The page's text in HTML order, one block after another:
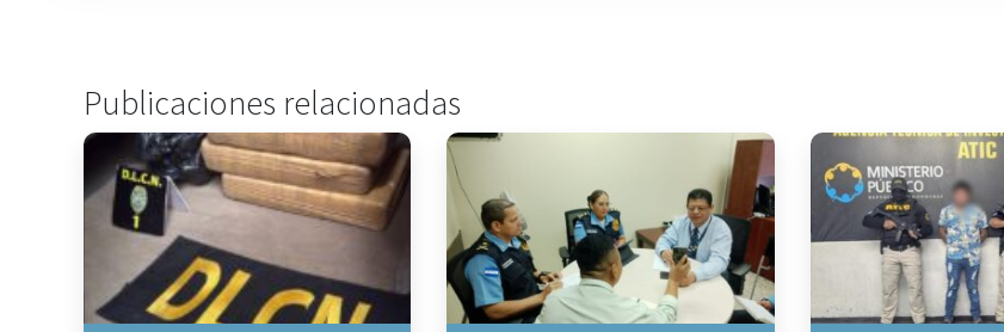
Publicaciones relacionadas